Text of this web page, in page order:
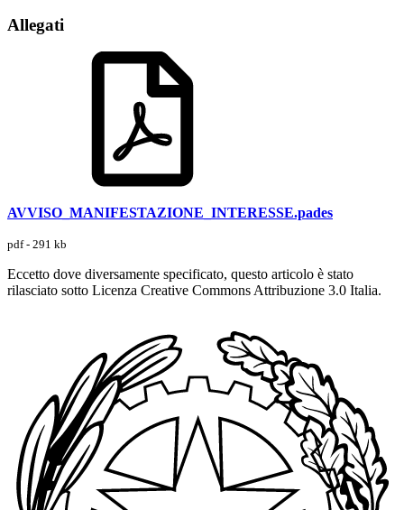
Allegati
AVVISO_MANIFESTAZIONE_INTERESSE.pades
pdf - 291 kb
Eccetto dove diversamente specificato, questo articolo è stato
rilasciato sotto Licenza Creative Commons Attribuzione 3.0 Italia.